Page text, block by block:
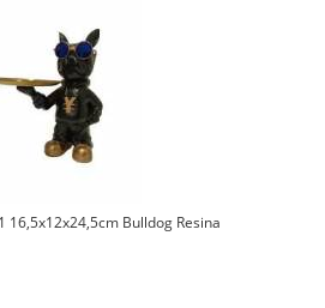
16,5x12x24,5cm Bulldog Resina